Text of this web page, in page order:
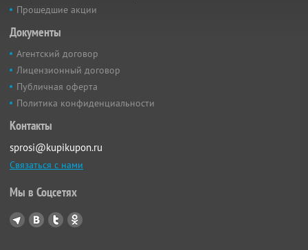
Прошедшие акции
Документы
Агентский договор
Лицензионный договор
Публичная оферта
Политика конфиденциальности
Контакты
sprosi@kupikupon.ru
Связаться с нами
Мы в Соцсетях